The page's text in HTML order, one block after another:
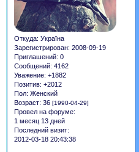
Откуда: Україна
Зарегистрирован: 2008-09-19
Приглашений: 0
Сообщений: 4162
Уважение: +1882
Позитив: +2012
Пол: Женский
Возраст: 36 [1990-04-29]
Провел на форуме:
1 месяц 13 дней
Последний визит:
2012-03-18 20:43:38